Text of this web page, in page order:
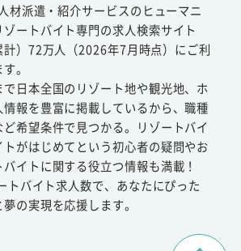
材派遣・紹介サービスのヒューマニ
ートバイト専門の求人検索サイト
計）72万人（2026年7月時点）にご利
。
日本全国のリゾート地や観光地、ホ
報を豊富に掲載しているから、職種
希望条件で見つかる。リゾートバイ
トがはじめてという初心者の疑問やお
イトに関する役立つ情報も満載！
トバイト求人数で、あなたにぴった
の実現を応援します。